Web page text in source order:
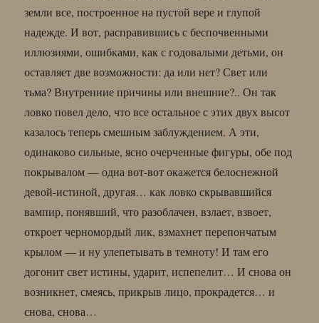
земли все, построенное на пустой вере и глупой
надежде. И вот, расправившись с беспочвенными
иллюзиями, ошибками, как с годовалыми детьми, он
оставляет две возможности: да или нет? Свет или
тьма? Внутренние причины или внешние?.. Он так
ловко повел дело, что все остальное с этих двух высот
казалось теперь смешным заблуждением. А эти,
одинаково сильные, ясно очерченные фигуры, обе под
покрывалом — одна вот-вот окажется белоснежной
девой-истиной, другая… как ловко скрывавшийся
вампир, понявший, что разоблачен, взлает, взвоет,
откроет черномордый лик, взмахнет перепончатым
крылом — и ну улепетывать в темноту! И там его
догонит свет истины, ударит, испепелит… И снова он
возникнет, смеясь, прикрыв лицо, прокрадется… и
снова, снова…